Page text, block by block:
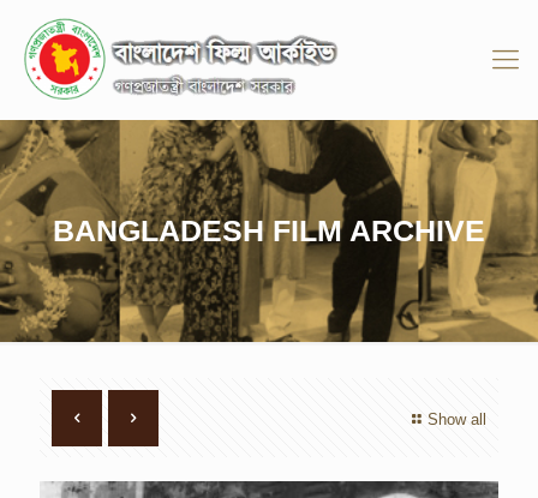
BANGLADESH FILM ARCHIVE
Show all